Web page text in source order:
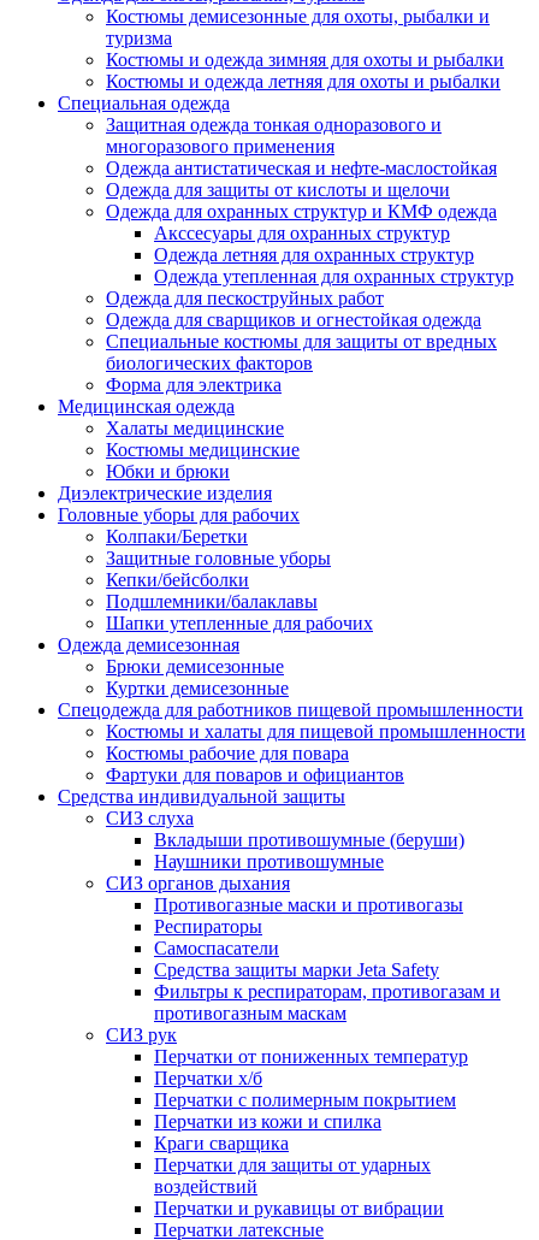
Костюмы демисезонные для охоты, рыбалки и
туризма
Костюмы и одежда зимняя для охоты и рыбалки
Костюмы и одежда летняя для охоты и рыбалки
Специальная одежда
Защитная одежда тонкая одноразового и
многоразового применения
Одежда антистатическая и нефте-маслостойкая
Одежда для защиты от кислоты и щелочи
Одежда для охранных структур и КМФ одежда
Акссесуары для охранных структур
Одежда летняя для охранных структур
Одежда утепленная для охранных структур
Одежда для пескоструйных работ
Одежда для сварщиков и огнестойкая одежда
Специальные костюмы для защиты от вредных
биологических факторов
Форма для электрика
Медицинская одежда
Халаты медицинские
Костюмы медицинские
Юбки и брюки
Диэлектрические изделия
Головные уборы для рабочих
Колпаки/Беретки
Защитные головные уборы
Кепки/бейсболки
Подшлемники/балаклавы
Шапки утепленные для рабочих
Одежда демисезонная
Брюки демисезонные
Куртки демисезонные
Спецодежда для работников пищевой промышленности
Костюмы и халаты для пищевой промышленности
Костюмы рабочие для повара
Фартуки для поваров и официантов
Средства индивидуальной защиты
СИЗ слуха
Вкладыши противошумные (беруши)
Наушники противошумные
СИЗ органов дыхания
Противогазные маски и противогазы
Респираторы
Самоспасатели
Средства защиты марки Jeta Safety
Фильтры к респираторам, противогазам и
противогазным маскам
СИЗ рук
Перчатки от пониженных температур
Перчатки х/б
Перчатки с полимерным покрытием
Перчатки из кожи и спилка
Краги сварщика
Перчатки для защиты от ударных
воздействий
Перчатки и рукавицы от вибрации
Перчатки латексные